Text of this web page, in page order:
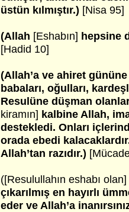
üstün kılmıştır.) [Nisa 95]
(Allah [Eshabın] hepsine
[Hadid 10]
(Allah’a ve ahiret
babaları, oğulları,
Resulüne düşman
kiramın] kalbine Allah,
destekledi. Onları
orada ebedi
Allah’tan razıdır.)
([Resulullahın eshabı olan]
çıkarılmış en hayırlı
eder ve Allah’a